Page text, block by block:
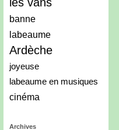
banne
labeaume
Ardèche
joyeuse
labeaume en musiques
cinéma
Archives